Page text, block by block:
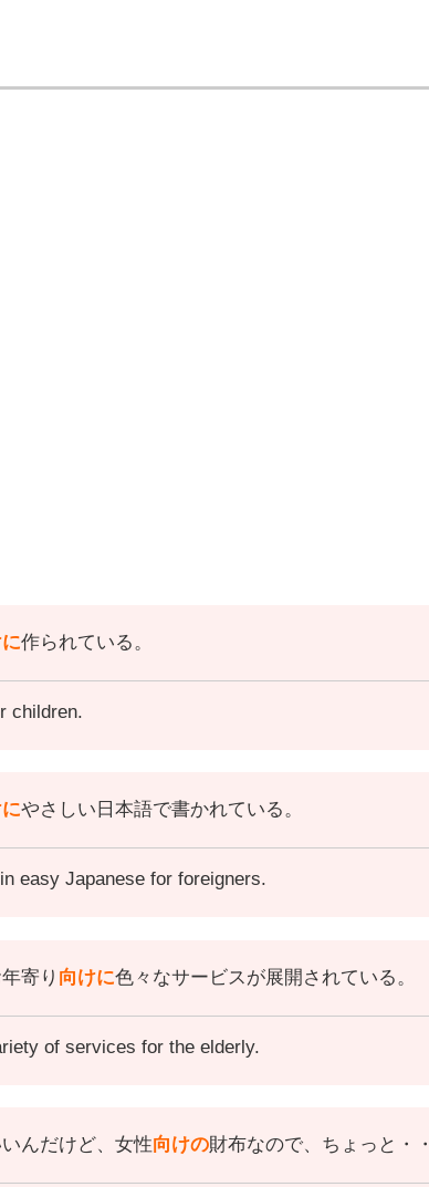
作られている。
children.
やさしい日本語で書かれている。
easy Japanese for foreigners.
寄り 向けに色々なサービスが展開されている。
of services for the elderly.
んだけど、女性向けの財布なので、ちょっと・